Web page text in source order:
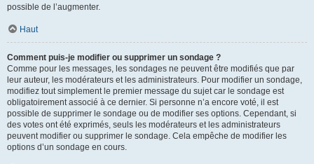
possible de l’augmenter.
Haut
Comment puis-je modifier ou supprimer un sondage ?
Comme pour les messages, les sondages ne peuvent être modifiés que par
leur auteur, les modérateurs et les administrateurs. Pour modifier un sondage,
modifiez tout simplement le premier message du sujet car le sondage est
obligatoirement associé à ce dernier. Si personne n’a encore voté, il est
possible de supprimer le sondage ou de modifier ses options. Cependant, si
des votes ont été exprimés, seuls les modérateurs et les administrateurs
peuvent modifier ou supprimer le sondage. Cela empêche de modifier les
options d’un sondage en cours.